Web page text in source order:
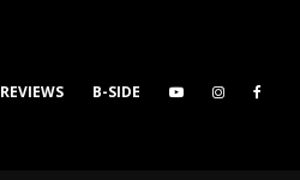
B-SIDE
REVIEWS